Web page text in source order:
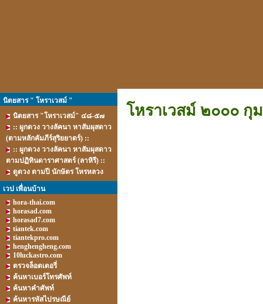
นิตยสาร " โหราเวสม์ "
นิตยสาร "โหราเวสม์" ๔๘-๕๗
:: ผูกดวง วางลัคนา หาสัมผุสดาว
(ตามหลักคัมภีร์สุริยยาตร์) ::
:: ผูกดวง วางลัคนา หาสัมผุสดาว
ตามปฏิทินดาราศาสตร์ (ลาหิรี) ::
ดูดวง ตามปี นักษัตร โหรหลวง
เวป เพื่อนบ้าน
hora-thai.com
horasad.com
horasad7.com
tiantek.com
tiantekpro.com
henghengheng.com
10luckastro.com
ตรวจล็อตเตอรี่
ค้นหาเบอร์โทรศัพท์
ค้นหาคำศัพท์
ค้นหารหัสไปรษณีย์
โหราเวสม์ ๒๐๐๐